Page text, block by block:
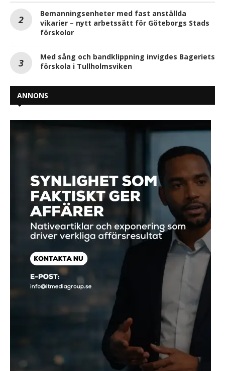
Bemanningsenheter med fast anställda
vikarier – nytt arbetssätt för Göteborgs Stads
förskolor
Med sång och bandklippning invigdes Bageriets
förskola i Tullholmsviken
ANNONS